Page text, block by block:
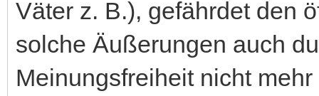
Väter z. B.), gefährdet den
solche Äußerungen auch
Meinungsfreiheit nicht